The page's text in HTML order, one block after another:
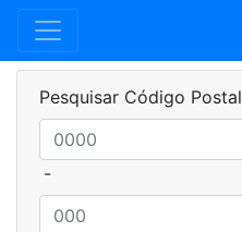
Pesquisar Código Postal
-